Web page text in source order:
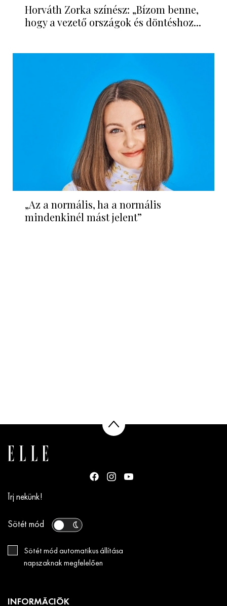
Horváth Zorka színész: „Bízom benne,
hogy a vezető országok és döntéshoz...
„Az a normális, ha a normális
mindenkinél mást jelent”
Írj nekünk!
Sötét mód
Sötét mód automatikus állítása
napszaknak megfelelően
INFORMÁCIÓK